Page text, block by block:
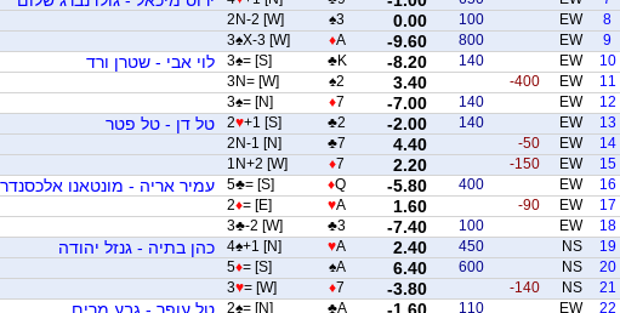
8
EW
100
0.00
♠3
2N-2 [W]
9
EW
800
-9.60
♦A
3♠X-3 [W]
10
EW
140
-8.20
♣K
3♠= [S] לוי אבי - שטרן ורד
11
EW
-400
3.40
♠2
3N= [W]
12
EW
140
-7.00
♦7
3♠= [N]
13
EW
140
-2.00
♣2
2♥+1 [S] טל דן - טל פטר
14
EW
-50
4.40
♣7
2N-1 [N]
15
EW
-150
2.20
♦7
1N+2 [W]
16
EW
400
-5.80
♦Q
5♣= [S] עמיר אריה - מונטאנו
17
EW
-90
1.60
♥A
2♦= [E]
18
EW
100
-7.40
♣3
3♣-2 [W]
19
NS
450
2.40
♥A
4♠+1 [N] כהן בתיה - גנזל יהודה
20
NS
600
6.40
♠A
5♦= [S]
21
NS
-140
-3.80
♦7
3♥= [W]
22
EW
110
-1.60
♣A
2♠= [N] טל עופר - גבע מרים